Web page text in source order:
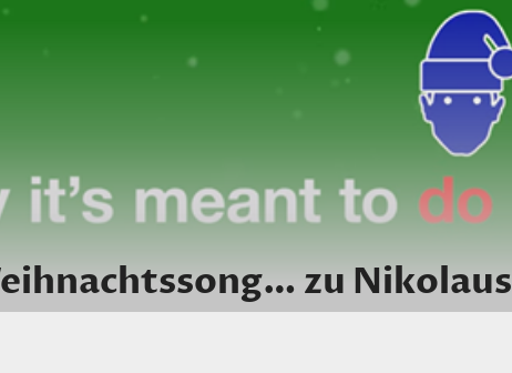
zu Nikolaus